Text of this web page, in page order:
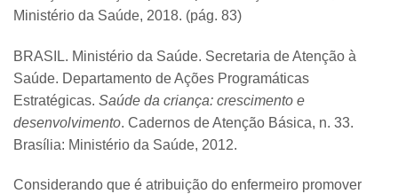
Ministério da Saúde, 2018. (pág. 83)
BRASIL. Ministério da Saúde. Secretaria de Atenção à
Saúde. Departamento de Ações Programáticas
Estratégicas. Saúde da criança: crescimento e
desenvolvimento. Cadernos de Atenção Básica, n. 33.
Brasília: Ministério da Saúde, 2012.
Considerando que é atribuição do enfermeiro promover